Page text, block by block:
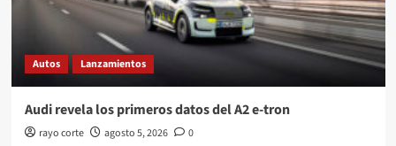
Autos Lanzamientos
Audi revela los primeros datos del A2 e-tron
rayo corte agosto 5, 2026 0